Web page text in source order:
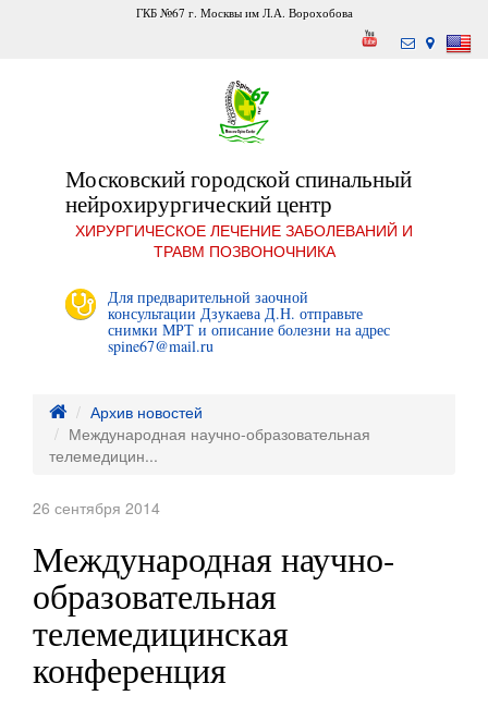
ГКБ №67 г. Москвы им Л.А. Ворохобова
Московский городской спинальный
нейрохирургический центр
ХИРУРГИЧЕСКОЕ ЛЕЧЕНИЕ ЗАБОЛЕВАНИЙ И
ТРАВМ ПОЗВОНОЧНИКА
Для предварительной заочной
консультации Дзукаева Д.Н. отправьте
снимки МРТ и описание болезни на адрес
spine67@mail.ru
Архив новостей
Международная научно-образовательная
телемедицин...
26 сентября 2014
Международная научно-
образовательная
телемедицинская
конференция